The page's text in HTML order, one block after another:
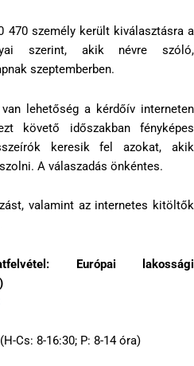
470 személy került kiválasztásra a
szerint, akik névre szóló,
szeptemberben.
lehetőség a kérdőív interneten
követő időszakban fényképes
keresik fel azokat, akik
A válaszadás önkéntes.
valamint az internetes kitöltők
Európai lakossági
Cs: 8-16:30; P: 8-14 óra)